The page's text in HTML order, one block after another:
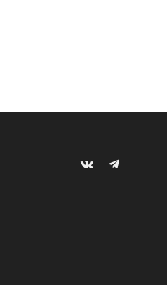
VKontakteTelegram